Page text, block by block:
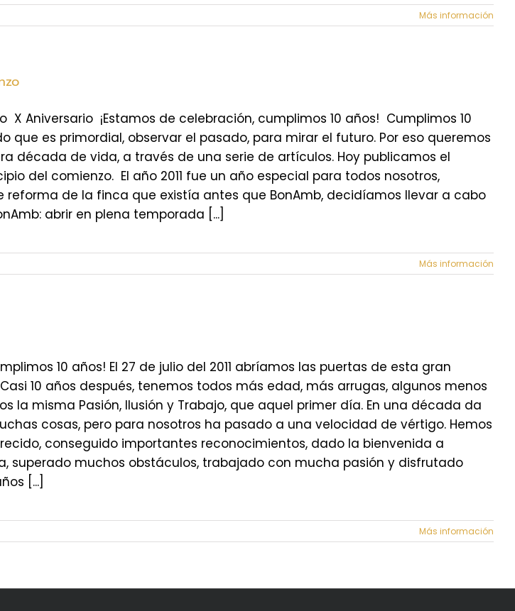
Más información
X Aniversario ¡Estamos de celebración, cumplimos 10 años! Cumplimos 10
que es primordial, observar el pasado, para mirar el futuro. Por eso queremos
década de vida, a través de una serie de artículos. Hoy publicamos el
del comienzo. El año 2011 fue un año especial para todos nosotros,
reforma de la finca que existía antes que BonAmb, decidíamos llevar a cabo
abrir en plena temporada [...]
Más información
10 años! El 27 de julio del 2011 abríamos las puertas de esta gran
10 años después, tenemos todos más edad, más arrugas, algunos menos
la misma Pasión, Ilusión y Trabajo, que aquel primer día. En una década da
cosas, pero para nosotros ha pasado a una velocidad de vértigo. Hemos
conseguido importantes reconocimientos, dado la bienvenida a
superado muchos obstáculos, trabajado con mucha pasión y disfrutado
[...]
Más información